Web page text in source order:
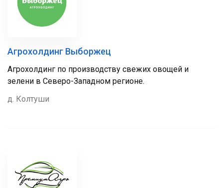
Агрохолдинг Выборжец
Агрохолдинг по производству свежих овощей и
зелени в Северо-Западном регионе.
д. Колтуши